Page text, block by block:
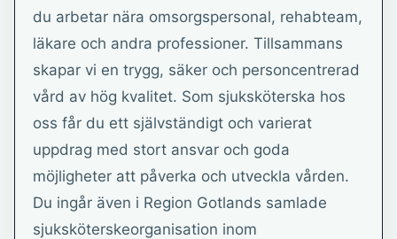
du arbetar nära omsorgspersonal, rehabteam,
läkare och andra professioner. Tillsammans
skapar vi en trygg, säker och personcentrerad
vård av hög kvalitet. Som sjuksköterska hos
oss får du ett självständigt och varierat
uppdrag med stort ansvar och goda
möjligheter att påverka och utveckla vården.
Du ingår även i Region Gotlands samlade
sjuksköterskeorganisation inom